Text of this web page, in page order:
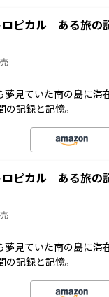
ロピカル ある旅
夢見ていた南の島に滞
の記録と記憶。
ロピカル ある旅
夢見ていた南の島に滞
の記録と記憶。